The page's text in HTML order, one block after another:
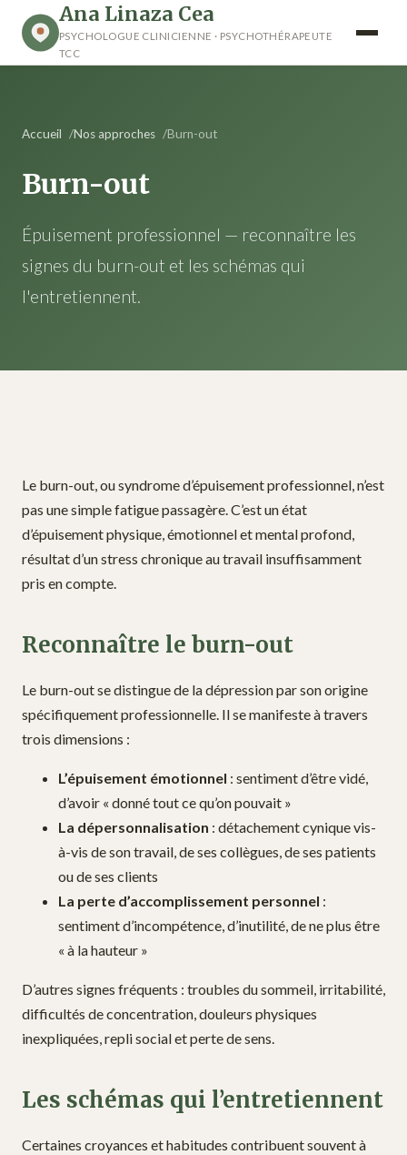
Ana Linaza Cea
PSYCHOLOGUE CLINICIENNE · PSYCHOTHÉRAPEUTE
TCC
Accueil Nos approches Burn-out
Burn-out
Épuisement professionnel — reconnaître les
signes du burn-out et les schémas qui
l'entretiennent.
Le burn-out, ou syndrome d’épuisement professionnel, n’est
pas une simple fatigue passagère. C’est un état
d’épuisement physique, émotionnel et mental profond,
résultat d’un stress chronique au travail insuffisamment
pris en compte.
Reconnaître le burn-out
Le burn-out se distingue de la dépression par son origine
spécifiquement professionnelle. Il se manifeste à travers
trois dimensions :
L’épuisement émotionnel : sentiment d’être vidé,
d’avoir « donné tout ce qu’on pouvait »
La dépersonnalisation : détachement cynique vis-
à-vis de son travail, de ses collègues, de ses patients
ou de ses clients
La perte d’accomplissement personnel :
sentiment d’incompétence, d’inutilité, de ne plus être
« à la hauteur »
D’autres signes fréquents : troubles du sommeil, irritabilité,
difficultés de concentration, douleurs physiques
inexpliquées, repli social et perte de sens.
Les schémas qui l’entretiennent
Certaines croyances et habitudes contribuent souvent à